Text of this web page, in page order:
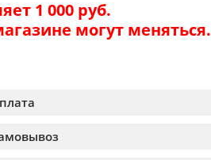
1 000 руб.
могут меняться.